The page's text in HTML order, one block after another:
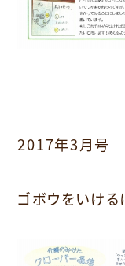
2017年3月号
ゴボウをいける